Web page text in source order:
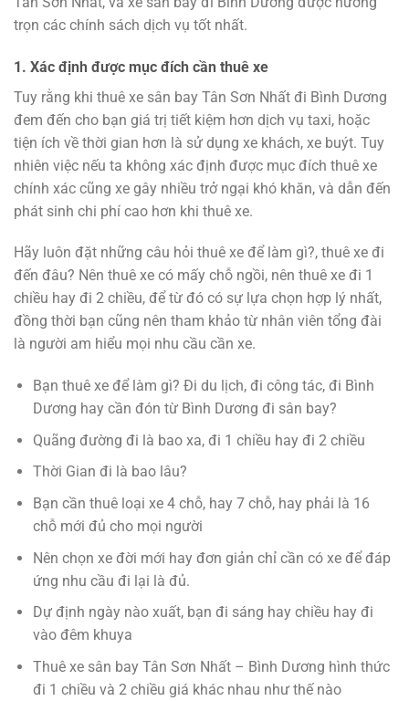
trọn các chính sách dịch vụ tốt nhất.
1. Xác định được mục đích cần thuê xe
Tuy rằng khi thuê xe sân bay Tân Sơn Nhất đi Bình Dương
đem đến cho bạn giá trị tiết kiệm hơn dịch vụ taxi, hoặc
tiện ích về thời gian hơn là sử dụng xe khách, xe buýt. Tuy
nhiên việc nếu ta không xác định được mục đích thuê xe
chính xác cũng xe gây nhiều trở ngại khó khăn, và dẫn đến
phát sinh chi phí cao hơn khi thuê xe.
Hãy luôn đặt những câu hỏi thuê xe để làm gì?, thuê xe đi
đến đâu? Nên thuê xe có mấy chỗ ngồi, nên thuê xe đi 1
chiều hay đi 2 chiều, để từ đó có sự lựa chọn hợp lý nhất,
đồng thời bạn cũng nên tham khảo từ nhân viên tổng đài
là người am hiểu mọi nhu cầu cần xe.
Bạn thuê xe để làm gì? Đi du lịch, đi công tác, đi Bình
Dương hay cần đón từ Bình Dương đi sân bay?
Quãng đường đi là bao xa, đi 1 chiều hay đi 2 chiều
Thời Gian đi là bao lâu?
Bạn cần thuê loại xe 4 chỗ, hay 7 chỗ, hay phải là 16
chỗ mới đủ cho mọi người
Nên chọn xe đời mới hay đơn giản chỉ cần có xe để đáp
ứng nhu cầu đi lại là đủ.
Dự định ngày nào xuất, bạn đi sáng hay chiều hay đi
vào đêm khuya
Thuê xe sân bay Tân Sơn Nhất – Bình Dương hình thức
đi 1 chiều và 2 chiều giá khác nhau như thế nào